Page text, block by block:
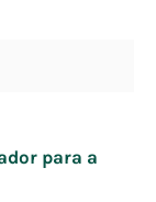
para a